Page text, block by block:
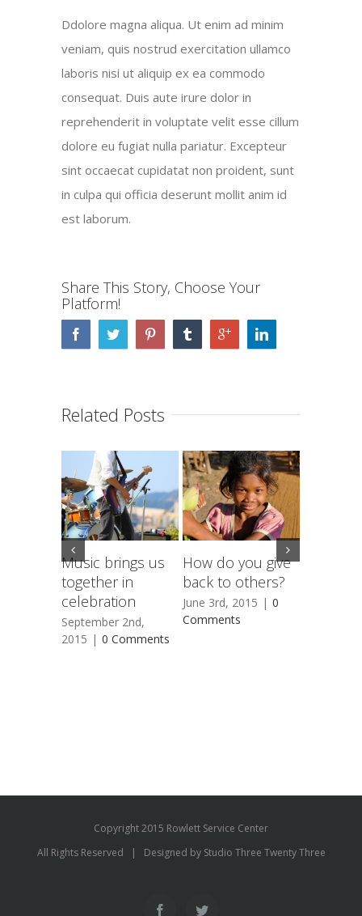
Ddolore magna aliqua. Ut enim ad minim
veniam, quis nostrud exercitation ullamco
laboris nisi ut aliquip ex ea commodo
consequat. Duis aute irure dolor in
reprehenderit in voluptate velit esse cillum
dolore eu fugiat nulla pariatur. Excepteur
sint occaecat cupidatat non proident, sunt
in culpa qui officia deserunt mollit anim id
est laborum.
Share This Story, Choose Your
Platform!
Related Posts
Music brings us
together in
celebration
September 2nd,
2015 | 0 Comments
How do you give
back to others?
June 3rd, 2015 | 0
Comments
Copyright 2015 Rowlett Service Center
All Rights Reserved | Designed by Studio Three Twenty Three